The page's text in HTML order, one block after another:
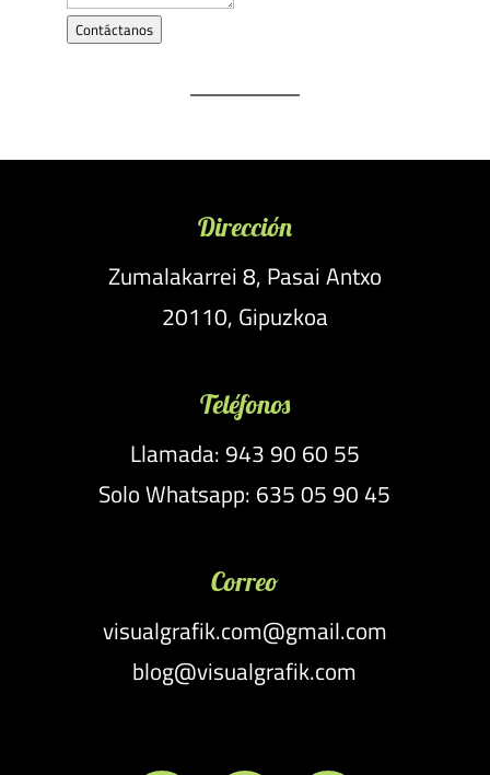
Contáctanos
Dirección
Zumalakarrei 8, Pasai Antxo
20110, Gipuzkoa
Teléfonos
Llamada: 943 90 60 55
Solo Whatsapp: 635 05 90 45
Correo
visualgrafik.com@gmail.com
blog@visualgrafik.com